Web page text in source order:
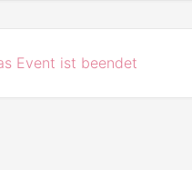
Event ist beendet